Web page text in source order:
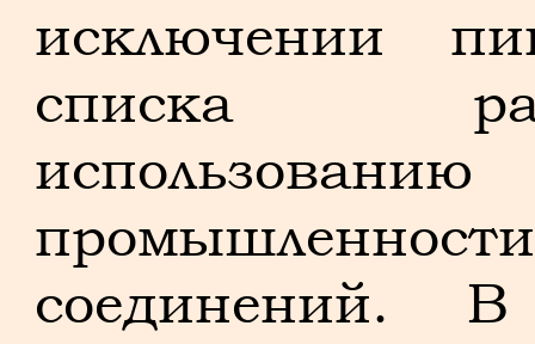
исключении
списка
соединений.